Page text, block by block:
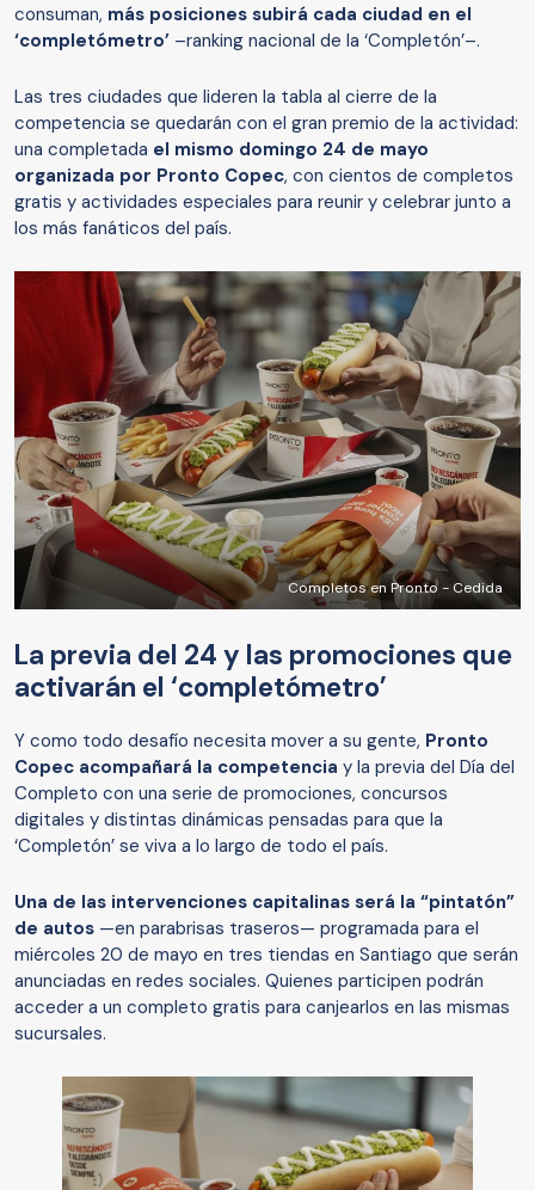
consuman, más posiciones subirá cada ciudad en el
‘completómetro’ –ranking nacional de la ‘Completón’–.
Las tres ciudades que lideren la tabla al cierre de la
competencia se quedarán con el gran premio de la actividad:
una completada el mismo domingo 24 de mayo
organizada por Pronto Copec, con cientos de completos
gratis y actividades especiales para reunir y celebrar junto a
los más fanáticos del país.
Completos en Pronto - Cedida
La previa del 24 y las promociones que
activarán el ‘completómetro’
Y como todo desafío necesita mover a su gente, Pronto
Copec acompañará la competencia y la previa del Día del
Completo con una serie de promociones, concursos
digitales y distintas dinámicas pensadas para que la
‘Completón’ se viva a lo largo de todo el país.
Una de las intervenciones capitalinas será la “pintatón”
de autos —en parabrisas traseros— programada para el
miércoles 20 de mayo en tres tiendas en Santiago que serán
anunciadas en redes sociales. Quienes participen podrán
acceder a un completo gratis para canjearlos en las mismas
sucursales.